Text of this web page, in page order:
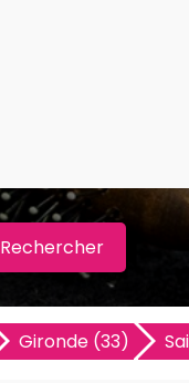
Rechercher
Gironde (33)